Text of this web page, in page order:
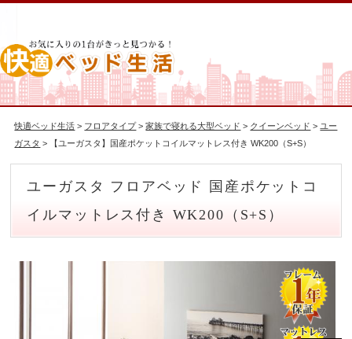
快適ベッド生活 > フロアタイプ >家族で寝れる大型ベッド > クイーンベッド >ユー
ガスタ > 【ユーガスタ】国産ポケットコイルマットレス付き WK200（S+S）
ユーガスタ フロアベッド 国産ポケットコ
イルマットレス付き WK200（S+S）